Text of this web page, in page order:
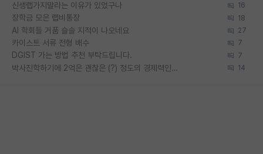
신생랩가지말라는 이유가 있었구나 16
장학금 모은 랩비통장 18
AI 학회들 거품 슬슬 지적이 나오네요 27
카이스트 서류 전형 배수 7
DGIST 가는 방법 추천 부탁드립니다. 7
박사진학하기에 2억은 괜찮은 (?) 정도의 경제력인가요 14